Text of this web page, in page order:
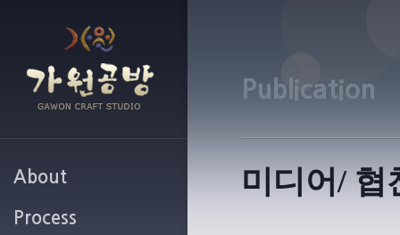
About
가원공방 소개
Process
Publication
미디어/ 협